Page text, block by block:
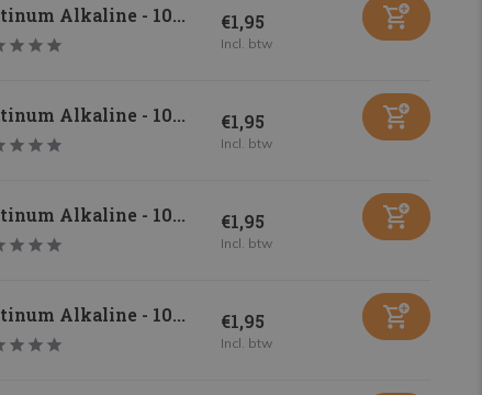
Alkaline - 10... €1,95
Incl. btw
Alkaline - 10... €1,95
Incl. btw
Alkaline - 10... €1,95
Incl. btw
Alkaline - 10... €1,95
Incl. btw